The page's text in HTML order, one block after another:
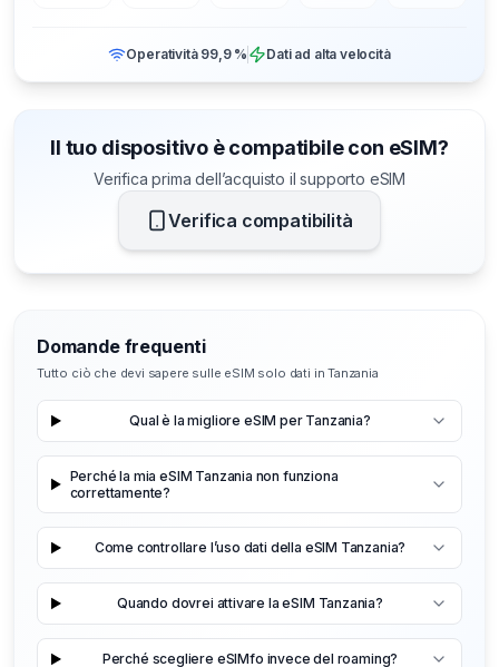
Operatività 99,9 % Dati ad alta velocità
Il tuo dispositivo è compatibile con eSIM?
Verifica prima dell’acquisto il supporto eSIM
Verifica compatibilità
Domande frequenti
Tutto ciò che devi sapere sulle eSIM solo dati in Tanzania
Qual è la migliore eSIM per Tanzania?
Perché la mia eSIM Tanzania non funziona
correttamente?
Come controllare l’uso dati della eSIM Tanzania?
Quando dovrei attivare la eSIM Tanzania?
Perché scegliere eSIMfo invece del roaming?